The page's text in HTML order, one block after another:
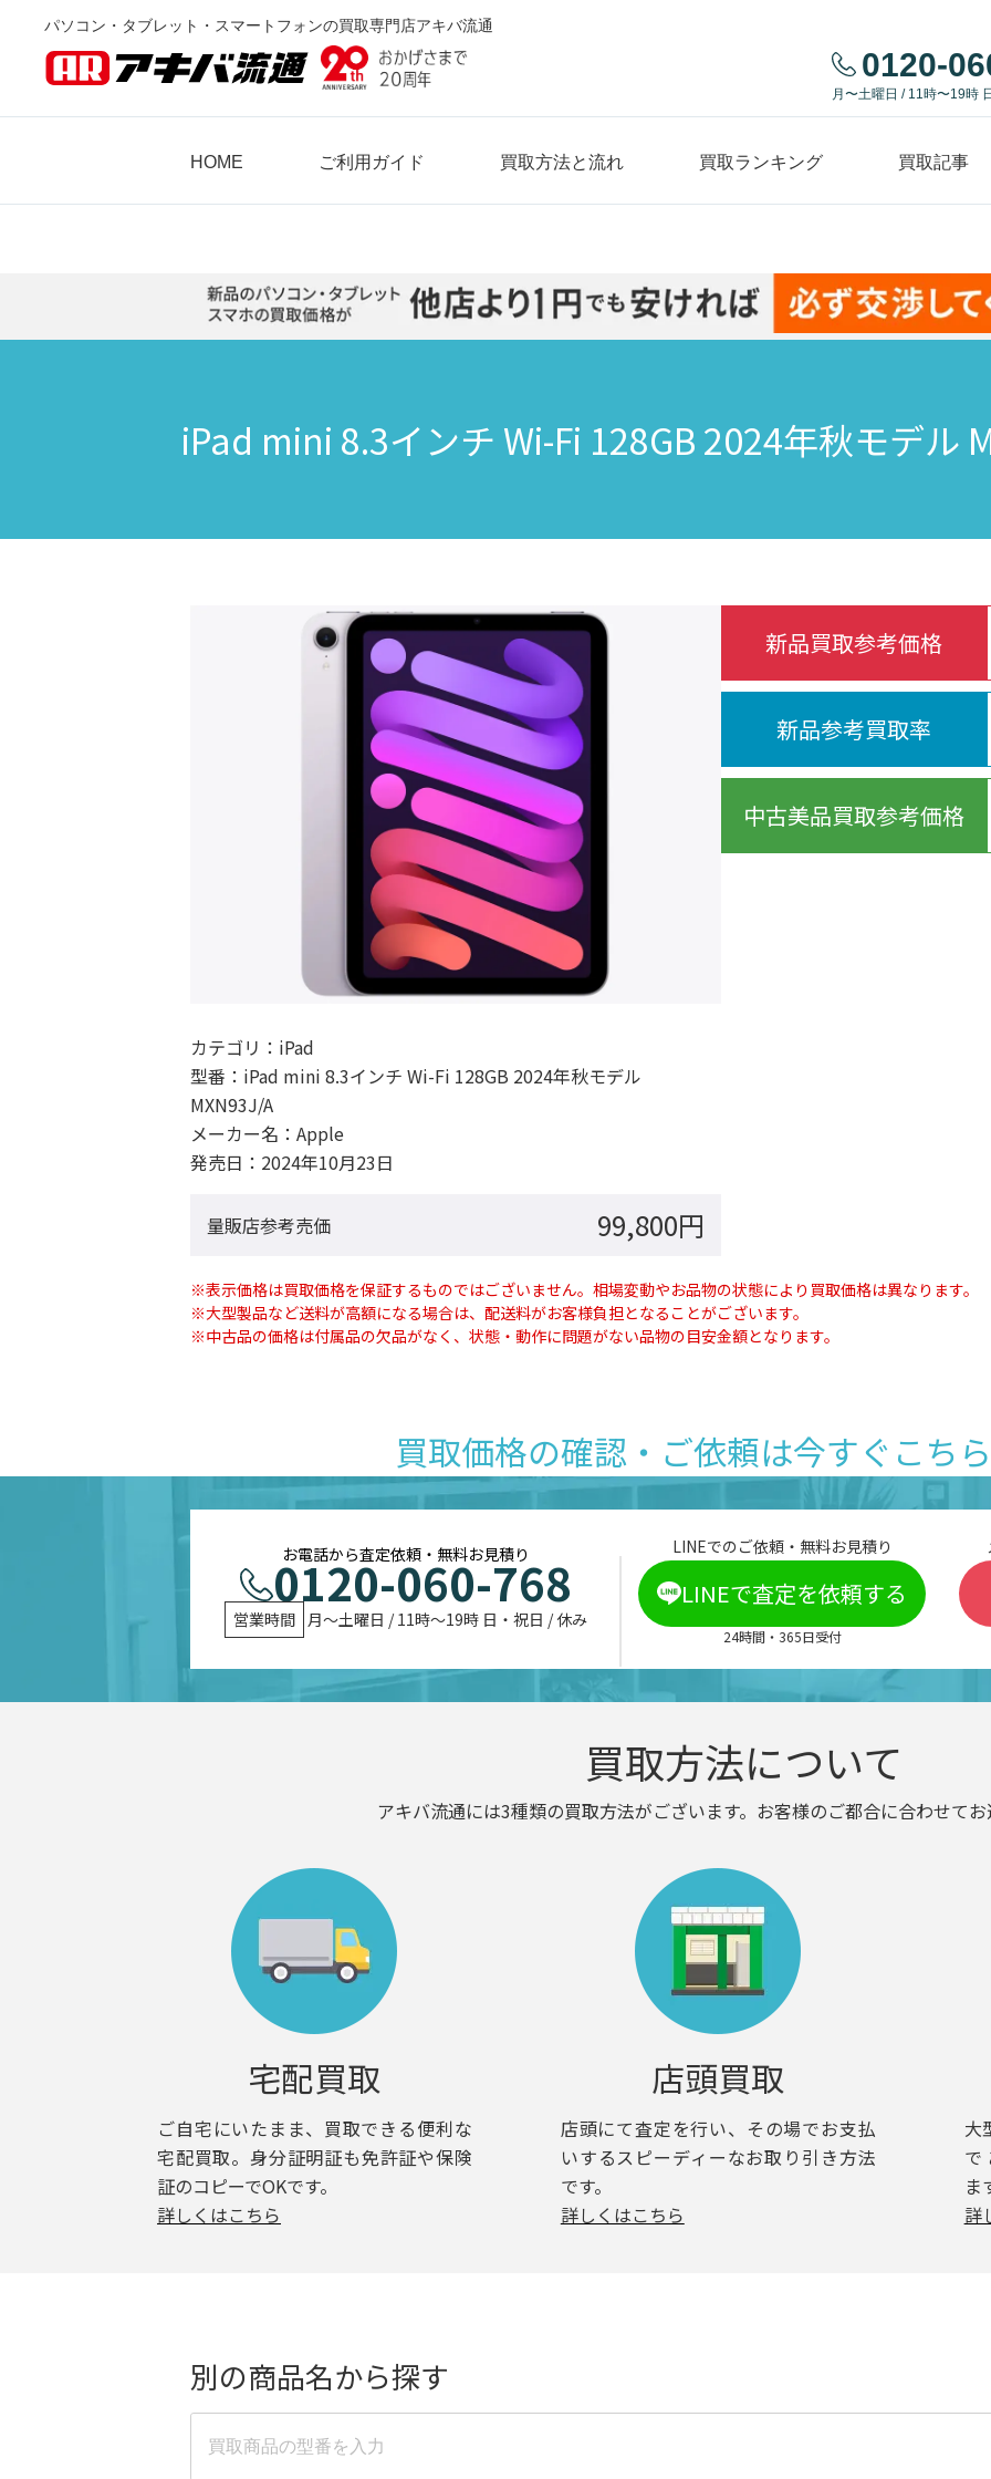
パソコン・タブレット・スマートフォンの買取専門店アキバ流通
0120-
月〜土曜日 / 11時〜19時
HOME ご利用ガイド 買取方法と流れ 買取ランキング 買取記事
iPad mini 8.3インチ Wi-Fi 128GB 2024年秋モデル
カテゴリ： iPad
型番： iPad mini 8.3インチ Wi-Fi 128GB 2024年秋モデル
MXN93J/A
メーカー名： Apple
発売日： 2024年10月23日
量販店参考売価 99,800円
新品買取参考価格
新品参考買取率
中古美品買取参考価格
※表示価格は買取価格を保証するものではございません。相場変動やお品物の状態により買取価格は異なります。
※大型製品など送料が高額になる場合は、配送料がお客様負担となることがございます。
※中古品の価格は付属品の欠品がなく、状態・動作に問題がない品物の目安金額となります。
買取価格の確認・ご依頼は今すぐこち
お電話から査定依頼・無料お見積り
0120-060-768
営業時間 月〜土曜日 / 11時〜19時 日・祝日 / 休み
LINEでのご依頼・無料お見積り
LINEで査定を依頼する
24時間・365日受付
買取方法について
アキバ流通には3種類の買取方法がございます。お客様のご都合に合わせて
宅配買取
ご自宅にいたまま、買取できる便利な
宅配買取。身分証明証も免許証や保険
証のコピーでOKです。
詳しくはこちら
店頭買取
店頭にて査定を行い、その場でお支払
いするスピーディーなお取り引き方法
です。
詳しくはこちら
大
で
ま
詳
別の商品名から探す